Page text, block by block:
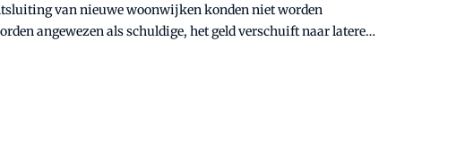
van nieuwe woonwijken konden niet worden
angewezen als schuldige, het geld verschuift naar latere